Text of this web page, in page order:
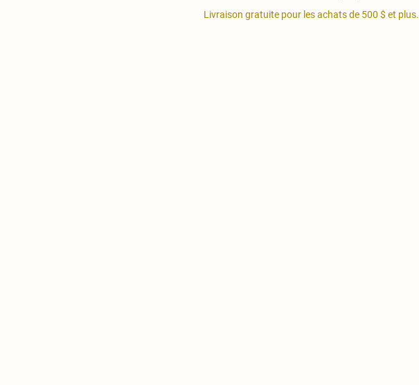
Livraison gratuite pour les achats de 500 $ et plus.